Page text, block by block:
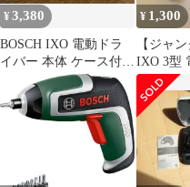
¥3,380
BOSCH IXO 電動ドラ
イバー 本体 ケース付＋
トルクアダプター
¥ 1,300
【ジャ
IXO 3型
ー 本体&